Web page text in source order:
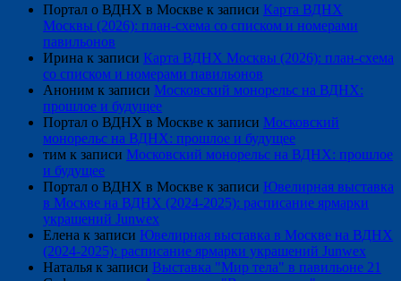
Портал о ВДНХ в Москве к записи Карта ВДНХ
Москвы (2026): план-схема со списком и номерами
павильонов
Ирина к записи Карта ВДНХ Москвы (2026): план-схема
со списком и номерами павильонов
Аноним к записи Московский монорельс на ВДНХ:
прошлое и будущее
Портал о ВДНХ в Москве к записи Московский
монорельс на ВДНХ: прошлое и будущее
тим к записи Московский монорельс на ВДНХ: прошлое
и будущее
Портал о ВДНХ в Москве к записи Ювелирная выставка
в Москве на ВДНХ (2024-2025): расписание ярмарки
украшений Junwex
Елена к записи Ювелирная выставка в Москве на ВДНХ
(2024-2025): расписание ярмарки украшений Junwex
Наталья к записи Выставка "Мир тела" в павильоне 21